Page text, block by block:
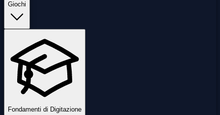
Giochi
Fondamenti di Digitazione